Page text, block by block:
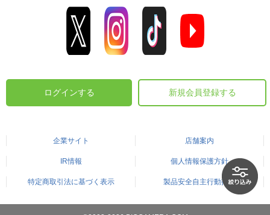
ログインする 新規会員登録する
企業サイト 店舗案内
IR情報 個人情報保護方針
特定商取引法に基づく表示 製品安全自主行動指針